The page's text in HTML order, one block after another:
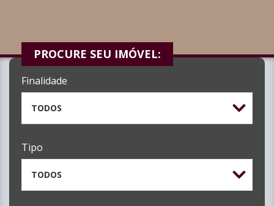
PROCURE SEU IMÓVEL:
Finalidade
TODOS
Tipo
TODOS